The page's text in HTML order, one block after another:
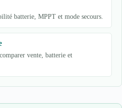
batterie, MPPT et mode secours.
vente, batterie et